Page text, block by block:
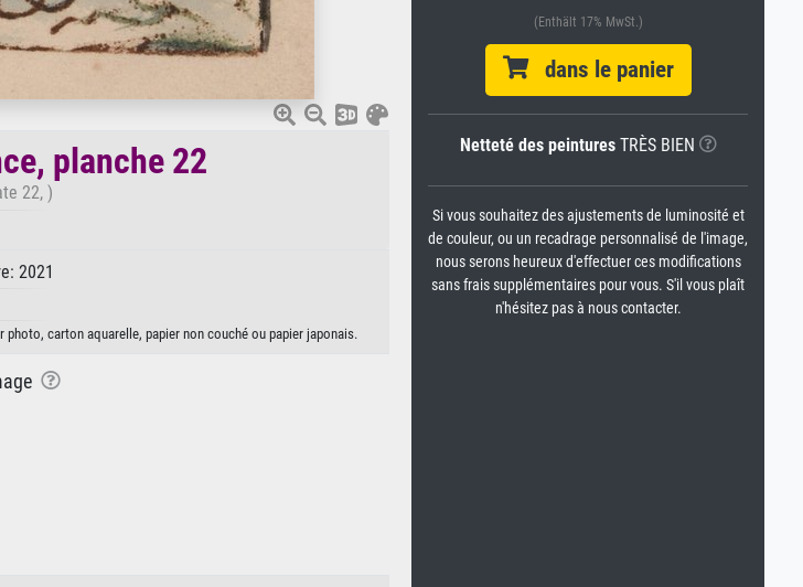
planche 22
22, )
2021
photo, carton aquarelle, papier non couché ou papier japonais.
(Enthält 17% MwSt.)
dans le panier
Netteté des peinturesTRÈS BIEN
Si vous souhaitez des ajustements de luminosité et
de couleur, ou un recadrage personnalisé de l'image,
nous serons heureux d'effectuer ces modifications
sans frais supplémentaires pour vous. S'il vous plaît
n'hésitez pas à nous contacter.